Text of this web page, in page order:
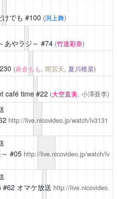
でも #100 (渕上舞)
あやラジ～ #74 (竹達彩奈)
(麻倉もも, 雨宮天, 夏川椎菜)
café time#22 (大空直美, 小澤亜李)
http://live.nicovideo.jp/watch/lv3131
#05 http://live.nicovideo.jp/watch/lv
#62 オマケ放送 http://live.nicovideo.